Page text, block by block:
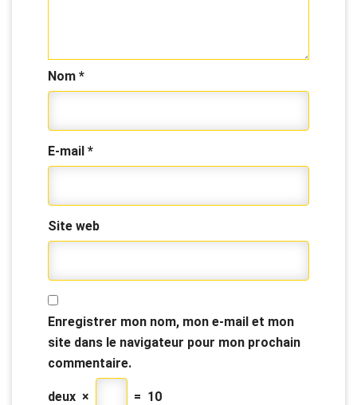
Nom *
E-mail *
Site web
Enregistrer mon nom, mon e-mail et mon
site dans le navigateur pour mon prochain
commentaire.
deux × = 10